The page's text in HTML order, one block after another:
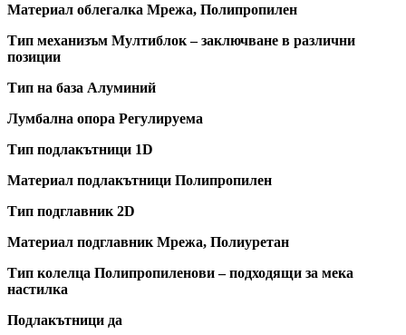
Материал облегалка Мрежа, Полипропилен
Тип механизъм Мултиблок – заключване в различни
позиции
Тип на база Алуминий
Лумбална опора Регулируема
Тип подлакътници 1D
Материал подлакътници Полипропилен
Тип подглавник 2D
Материал подглавник Мрежа, Полиуретан
Тип колелца Полипропиленови – подходящи за мека
настилка
Подлакътници да